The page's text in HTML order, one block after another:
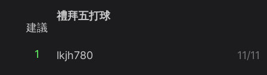
建議
1
禮拜五打球
lkjh780 11/11